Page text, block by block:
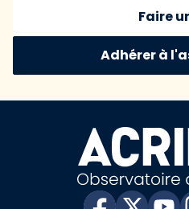
Faire
Adhérer à